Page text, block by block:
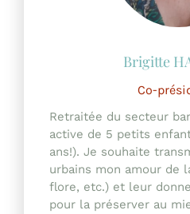
Co-
Retraitée du secteur
active de 5 petits
ans!). Je souhaite
urbains mon amour de
flore, etc.) et leur
pour la préserver au